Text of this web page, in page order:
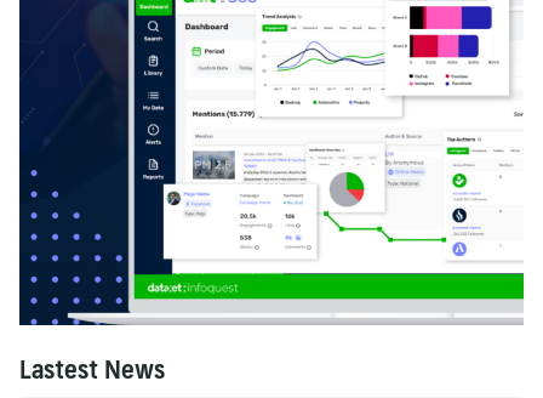
Lastest News